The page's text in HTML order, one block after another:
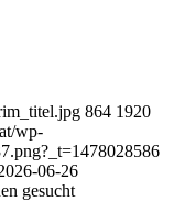
864 1920
wp-
06-26
gesucht